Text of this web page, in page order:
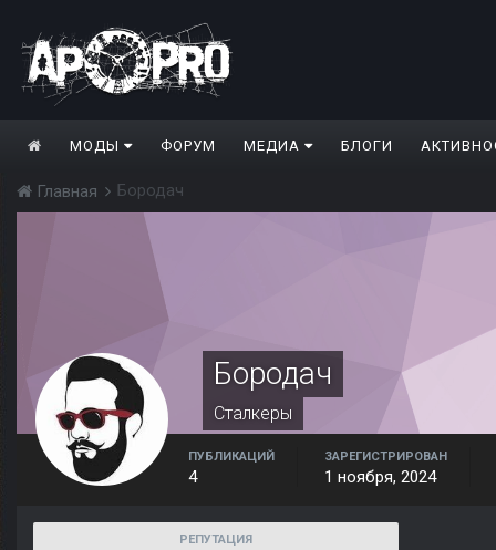
МОДЫ ФОРУМ МЕДИА БЛОГИ
Главная Бородач
Бородач
Сталкеры
ПУБЛИКАЦИЙ
4
ЗАРЕГИСТРИРОВАН
1 ноября, 2024
РЕПУТАЦИЯ